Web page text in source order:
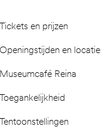
Tickets en prijzen
Openingstijden en locatie
Museumcafé Reina
Toegankelijkheid
Tentoonstellingen